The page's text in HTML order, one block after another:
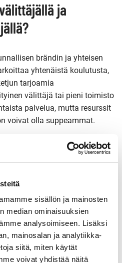
sisällön ja mainosten
median ominaisuuksien
analysoimiseen. Lisäksi
mainosalan ja analytiikka-
siitä, miten käytät
voivat yhdistää näitä
ja
brändin ja yhteisen
yhtenäistä koulutusta,
tarjoamia
välittäjä tai pieni toimisto
palvelua, mutta resurssit
voivat olla suppeammat.
näkyvyys: iso ketju saa
sekä valtakunnallisissa
ostajaehdokkaita jo
kaltaisessa pankkiin
on myös se, että asiakas voi
että kaupan yhdellä kertaa